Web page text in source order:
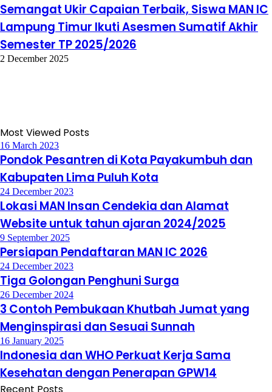
Semangat Ukir Capaian Terbaik, Siswa MAN IC
Lampung Timur Ikuti Asesmen Sumatif Akhir
Semester TP 2025/2026
2 December 2025
Most Viewed Posts
16 March 2023
Pondok Pesantren di Kota Payakumbuh dan
Kabupaten Lima Puluh Kota
24 December 2023
Lokasi MAN Insan Cendekia dan Alamat
Website untuk tahun ajaran 2024/2025
9 September 2025
Persiapan Pendaftaran MAN IC 2026
24 December 2023
Tiga Golongan Penghuni Surga
26 December 2024
3 Contoh Pembukaan Khutbah Jumat yang
Menginspirasi dan Sesuai Sunnah
16 January 2025
Indonesia dan WHO Perkuat Kerja Sama
Kesehatan dengan Penerapan GPW14